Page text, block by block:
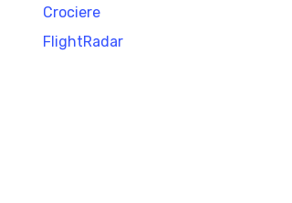
Crociere
FlightRadar